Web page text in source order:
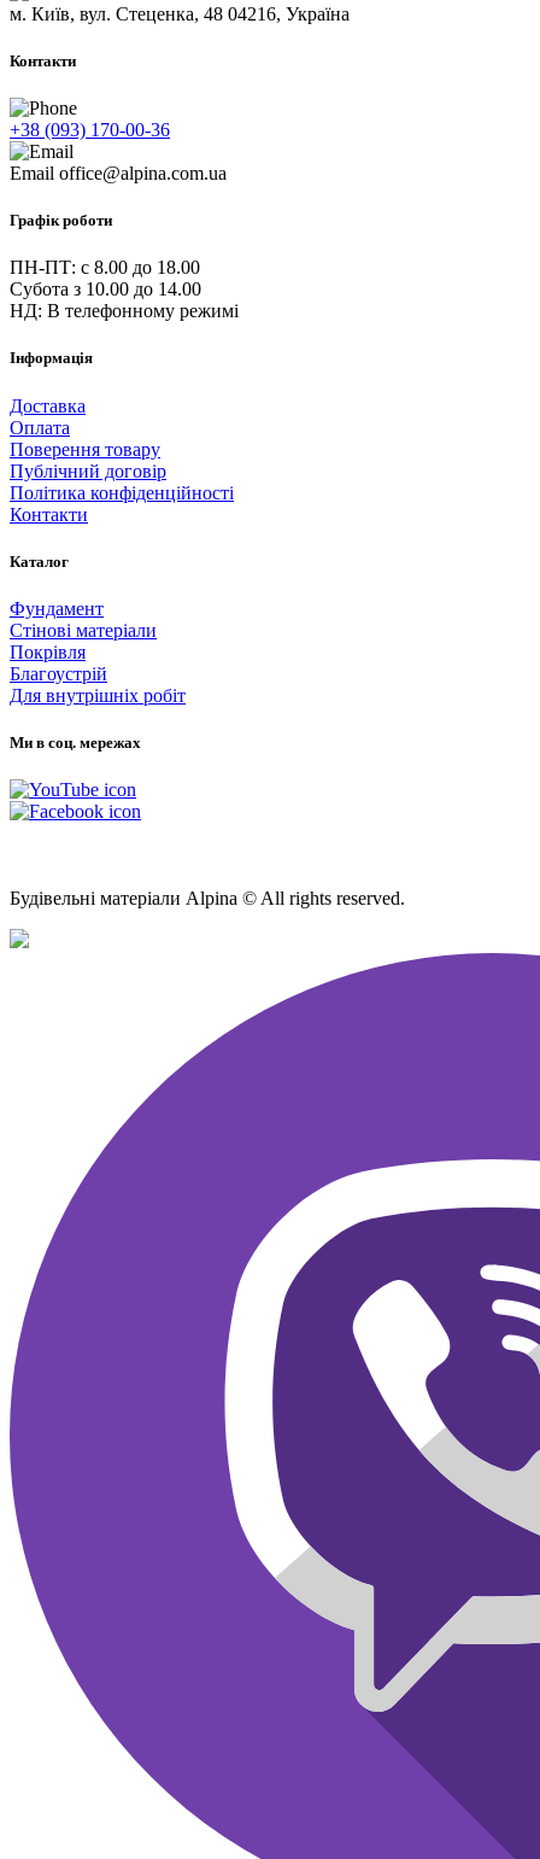
м. Київ, вул. Стеценка, 48 04216, Україна
Контакти
+38 (093) 170-00-36
Email office@alpina.com.ua
Графік роботи
ПН-ПТ: c 8.00 до 18.00
Субота з 10.00 до 14.00
НД: В телефонному режимі
Інформація
Доставка
Оплата
Поверення товару
Публічний договір
Політика конфіденційності
Контакти
Каталог
Фундамент
Стінові матеріали
Покрівля
Благоустрій
Для внутрішніх робіт
Ми в соц. мережах
Будівельні матеріали Alpina © All rights reserved.